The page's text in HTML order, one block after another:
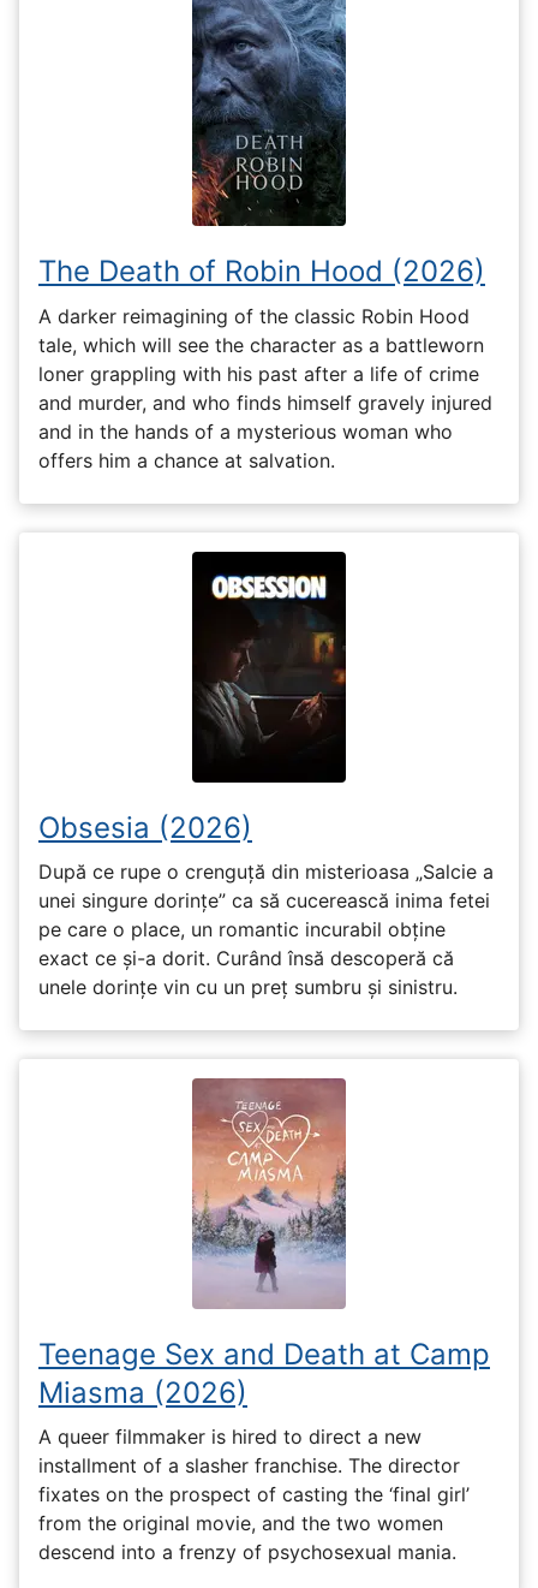
The Death of Robin Hood (2026)
A darker reimagining of the classic Robin Hood
tale, which will see the character as a battleworn
loner grappling with his past after a life of crime
and murder, and who finds himself gravely injured
and in the hands of a mysterious woman who
offers him a chance at salvation.
Obsesia (2026)
După ce rupe o crenguță din misterioasa „Salcie a
unei singure dorințe” ca să cucerească inima fetei
pe care o place, un romantic incurabil obține
exact ce și-a dorit. Curând însă descoperă că
unele dorințe vin cu un preț sumbru și sinistru.
Teenage Sex and Death at Camp
Miasma (2026)
A queer filmmaker is hired to direct a new
installment of a slasher franchise. The director
fixates on the prospect of casting the ‘final girl’
from the original movie, and the two women
descend into a frenzy of psychosexual mania.